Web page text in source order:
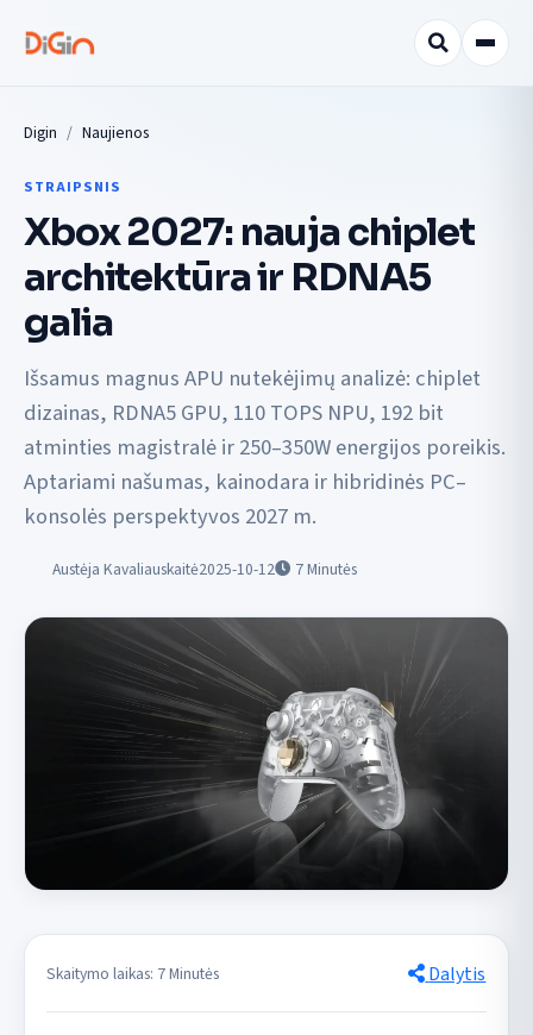
Digin Naujienos
STRAIPSNIS
Xbox 2027: nauja chiplet
architektūra ir RDNA5
galia
Išsamus magnus APU nutekėjimų analizė: chiplet
dizainas, RDNA5 GPU, 110 TOPS NPU, 192 bit
atminties magistralė ir 250–350W energijos poreikis.
Aptariami našumas, kainodara ir hibridinės PC–
konsolės perspektyvos 2027 m.
Austėja Kavaliauskaitė2025-10-12 7Minutės
Skaitymo laikas: 7 Minutės Dalytis